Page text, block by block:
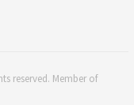
reserved. Member of